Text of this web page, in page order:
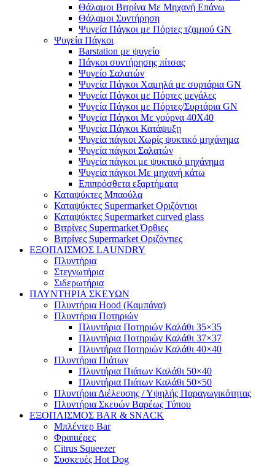
Θάλαμοι Βιτρίνα Με Μηχανή Επάνω
Θάλαμοι Συντήρηση
Ψυγεία Πάγκοι με Πόρτες τζαμιού GN
Ψυγεία Πάγκοι
Barstation με ψυγείο
Πάγκοι συντήρησης πίτσας
Ψυγείο Σαλατών
Ψυγεία Πάγκοι Χαμηλά με συρτάρια GN
Ψυγεία Πάγκοι με Πόρτες μεγάλες
Ψυγεία Πάγκοι με Πόρτες/Συρτάρια GN
Ψυγεία Πάγκοι Με γούρνα 40Χ40
Ψυγεία Πάγκοι Κατάψυξη
Ψυγεία πάγκοι Χωρίς ψυκτικό μηχάνημα
Ψυγεία πάγκοι Σαλατών
Ψυγεία πάγκοι με ψυκτικό μηχάνημα
Ψυγεία πάγκοι Με μηχανή κάτω
Επιπρόσθετα εξαρτήματα
Καταψύκτες Μπαούλα
Καταψύκτες Supermarket Οριζόντιοι
Καταψύκτες Supermarket curved glass
Βιτρίνες Supermarket Όρθιες
Βιτρίνες Supermarket Οριζόντιες
ΕΞΟΠΛΙΣΜΟΣ LAUNDRY
Πλυντήρια
Στεγνωτήρια
Σιδερωτήρια
ΠΛΥΝΤΗΡΙΑ ΣΚΕΥΩΝ
Πλυντήρια Hood (Καμπάνα)
Πλυντήρια Ποτηριών
Πλυντήρια Ποτηριών Καλάθι 35×35
Πλυντήρια Ποτηριών Καλάθι 37×37
Πλυντήρια Ποτηριών Καλάθι 40×40
Πλυντήρια Πιάτων
Πλυντήρια Πιάτων Καλάθι 50×40
Πλυντήρια Πιάτων Καλάθι 50×50
Πλυντήρια Διέλευσης / Υψηλής Παραγωγικότητας
Πλυντήρια Σκευών Βαρέως Τύπου
ΕΞΟΠΛΙΣΜΟΣ BAR & SNACK
Μπλέντερ Bar
Φραπιέρες
Citrus Squeezer
Συσκευές Hot Dog